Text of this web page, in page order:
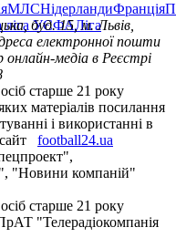
МЛСНідерландиФранція
ліга УЄФАЛіга
буд. 15, м. Львів,
електронної пошти
медіа в Реєстрі
старше 21 року
матеріалів посилання
і використанні в
football24.ua
"Новини компаній"
старше 21 року
"Телерадіокомпанія